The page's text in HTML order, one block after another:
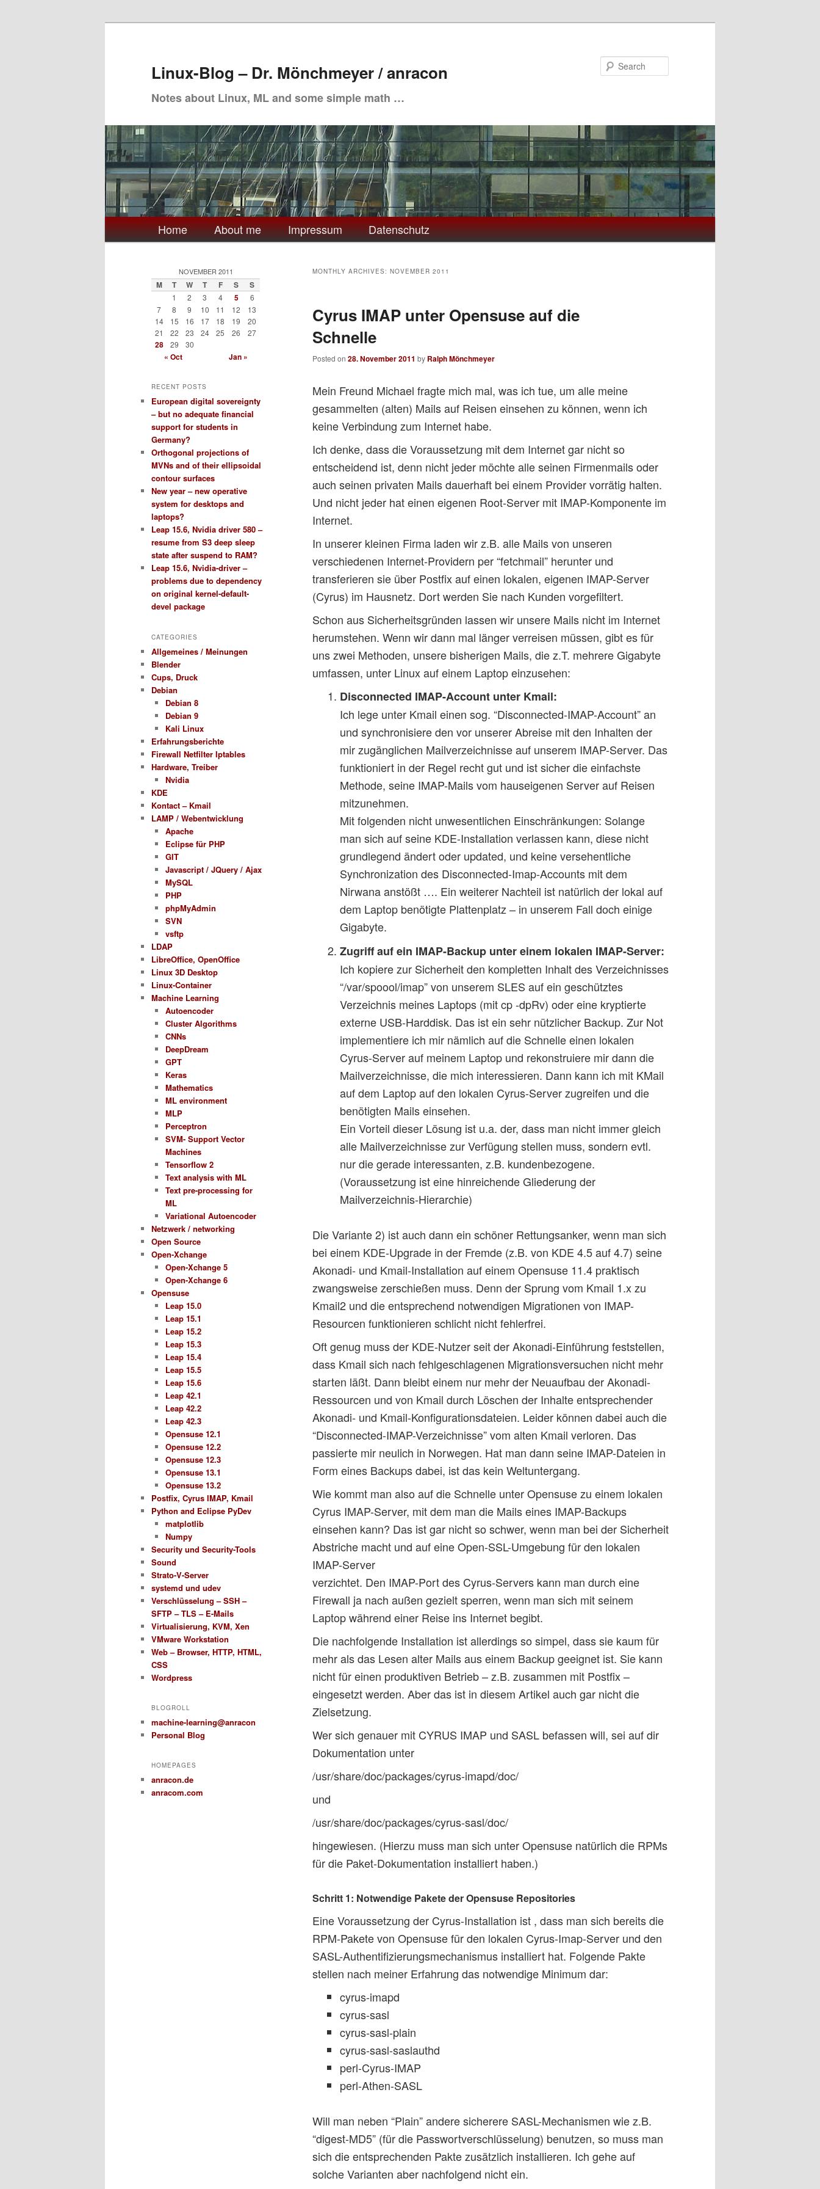
Linux-Blog – Dr. Mönchmeyer / anracon
Notes about Linux, ML and some simple math …
Main
menu
Home About me Impressum Datenschutz
MONTHLY ARCHIVES: NOVEMBER 2011
Cyrus IMAP unter Opensuse auf die
Schnelle
Posted on 28. November 2011 by Ralph Mönchmeyer
Mein Freund Michael fragte mich mal, was ich tue, um alle meine
gesammelten (alten) Mails auf Reisen einsehen zu können, wenn ich
keine Verbindung zum Internet habe.
Ich denke, dass die Voraussetzung mit dem Internet gar nicht so
entscheidend ist, denn nicht jeder möchte alle seinen Firmenmails oder
auch seinen privaten Mails dauerhaft bei einem Provider vorrätig halten.
Und nicht jeder hat einen eigenen Root-Server mit IMAP-Komponente im
Internet.
In unserer kleinen Firma laden wir z.B. alle Mails von unseren
verschiedenen Internet-Providern per “fetchmail” herunter und
transferieren sie über Postfix auf einen lokalen, eigenen IMAP-Server
(Cyrus) im Hausnetz. Dort werden Sie nach Kunden vorgefiltert.
Schon aus Sicherheitsgründen lassen wir unsere Mails nicht im Internet
herumstehen. Wenn wir dann mal länger verreisen müssen, gibt es für
uns zwei Methoden, unsere bisherigen Mails, die z.T. mehrere Gigabyte
umfassen, unter Linux auf einem Laptop einzusehen:
Disconnected IMAP-Account unter Kmail:
Ich lege unter Kmail einen sog. “Disconnected-IMAP-Account” an
und synchronisiere den vor unserer Abreise mit den Inhalten der
mir zugänglichen Mailverzeichnisse auf unserem IMAP-Server. Das
funktioniert in der Regel recht gut und ist sicher die einfachste
Methode, seine IMAP-Mails vom hauseigenen Server auf Reisen
mitzunehmen.
Mit folgenden nicht unwesentlichen Einschränkungen: Solange
man sich auf seine KDE-Installation verlassen kann, diese nicht
grundlegend ändert oder updated, und keine versehentliche
Synchronization des Disconnected-Imap-Accounts mit dem
Nirwana anstößt …. Ein weiterer Nachteil ist natürlich der lokal auf
dem Laptop benötigte Plattenplatz – in unserem Fall doch einige
Gigabyte.
Zugriff auf ein IMAP-Backup unter einem lokalen IMAP-Server:
Ich kopiere zur Sicherheit den kompletten Inhalt des Verzeichnisses
“/var/spoool/imap” von unserem SLES auf ein geschütztes
Verzeichnis meines Laptops (mit cp -dpRv) oder eine kryptierte
externe USB-Harddisk. Das ist ein sehr nützlicher Backup. Zur Not
implementiere ich mir nämlich auf die Schnelle einen lokalen
Cyrus-Server auf meinem Laptop und rekonstruiere mir dann die
Mailverzeichnisse, die mich interessieren. Dann kann ich mit KMail
auf dem Laptop auf den lokalen Cyrus-Server zugreifen und die
benötigten Mails einsehen.
Ein Vorteil dieser Lösung ist u.a. der, dass man nicht immer gleich
alle Mailverzeichnisse zur Verfügung stellen muss, sondern evtl.
nur die gerade interessanten, z.B. kundenbezogene.
(Voraussetzung ist eine hinreichende Gliederung der
Mailverzeichnis-Hierarchie)
Die Variante 2) ist auch dann ein schöner Rettungsanker, wenn man sich
bei einem KDE-Upgrade in der Fremde (z.B. von KDE 4.5 auf 4.7) seine
Akonadi- und Kmail-Installation auf einem Opensuse 11.4 praktisch
zwangsweise zerschießen muss. Denn der Sprung vom Kmail 1.x zu
Kmail2 und die entsprechend notwendigen Migrationen von IMAP-
Resourcen funktionieren schlicht nicht fehlerfrei.
Oft genug muss der KDE-Nutzer seit der Akonadi-Einführung feststellen,
dass Kmail sich nach fehlgeschlagenen Migrationsversuchen nicht mehr
starten läßt. Dann bleibt einem nur mehr der Neuaufbau der Akonadi-
Ressourcen und von Kmail durch Löschen der Inhalte entsprechender
Akonadi- und Kmail-Konfigurationsdateien. Leider können dabei auch die
“Disconnected-IMAP-Verzeichnisse” vom alten Kmail verloren. Das
passierte mir neulich in Norwegen. Hat man dann seine IMAP-Dateien in
Form eines Backups dabei, ist das kein Weltuntergang.
Wie kommt man also auf die Schnelle unter Opensuse zu einem lokalen
Cyrus IMAP-Server, mit dem man die Mails eines IMAP-Backups
einsehen kann? Das ist gar nicht so schwer, wenn man bei der Sicherheit
Abstriche macht und auf eine Open-SSL-Umgebung für den lokalen
IMAP-Server
verzichtet. Den IMAP-Port des Cyrus-Servers kann man durch eine
Firewall ja nach außen gezielt sperren, wenn man sich mit seinem
Laptop während einer Reise ins Internet begibt.
Die nachfolgende Installation ist allerdings so simpel, dass sie kaum für
mehr als das Lesen alter Mails aus einem Backup geeignet ist. Sie kann
nicht für einen produktiven Betrieb – z.B. zusammen mit Postfix –
eingesetzt werden. Aber das ist in diesem Artikel auch gar nicht die
Zielsetzung.
Wer sich genauer mit CYRUS IMAP und SASL befassen will, sei auf dir
Dokumentation unter
/usr/share/doc/packages/cyrus-imapd/doc/
und
/usr/share/doc/packages/cyrus-sasl/doc/
hingewiesen. (Hierzu muss man sich unter Opensuse natürlich die RPMs
für die Paket-Dokumentation installiert haben.)
Schritt 1: Notwendige Pakete der Opensuse Repositories
Eine Voraussetzung der Cyrus-Installation ist , dass man sich bereits die
RPM-Pakete von Opensuse für den lokalen Cyrus-Imap-Server und den
SASL-Authentifizierungsmechanismus installiert hat. Folgende Pakte
stellen nach meiner Erfahrung das notwendige Minimum dar:
cyrus-imapd
cyrus-sasl
cyrus-sasl-plain
cyrus-sasl-saslauthd
perl-Cyrus-IMAP
perl-Athen-SASL
Will man neben “Plain” andere sicherere SASL-Mechanismen wie z.B.
“digest-MD5” (für die Passwortverschlüsselung) benutzen, so muss man
sich die entsprechenden Pakte zusätzlich installieren. Ich gehe auf
solche Varianten aber nachfolgend nicht ein.
NOVEMBER 2011
M T W T F S S
1 2 3 4 5
6
7
8 9 10 11 12
13
14
15 16 17 18 19
20
21
22 23 24 25 26 27
28 29 30
« Oct Jan »
RECENT POSTS
European digital sovereignty
– but no adequate financial
support for students in
Germany?
Orthogonal projections of
MVNs and of their ellipsoidal
contour surfaces
New year – new operative
system for desktops and
laptops?
Leap 15.6, Nvidia driver 580 –
resume from S3 deep sleep
state after suspend to RAM?
Leap 15.6, Nvidia-driver –
problems due to dependency
on original kernel-default-
devel package
CATEGORIES
Allgemeines / Meinungen
Blender
Cups, Druck
Debian
Debian 8
Debian 9
Kali Linux
Erfahrungsberichte
Firewall Netfilter Iptables
Hardware, Treiber
Nvidia
KDE
Kontact – Kmail
LAMP / Webentwicklung
Apache
Eclipse für PHP
GIT
Javascript / JQuery / Ajax
MySQL
PHP
phpMyAdmin
SVN
vsftp
LDAP
LibreOffice, OpenOffice
Linux 3D Desktop
Linux-Container
Machine Learning
Autoencoder
Cluster Algorithms
CNNs
DeepDream
GPT
Keras
Mathematics
ML environment
MLP
Perceptron
SVM- Support Vector
Machines
Tensorflow 2
Text analysis with ML
Text pre-processing for
ML
Variational Autoencoder
Netzwerk / networking
Open Source
Open-Xchange
Open-Xchange 5
Open-Xchange 6
Opensuse
Leap 15.0
Leap 15.1
Leap 15.2
Leap 15.3
Leap 15.4
Leap 15.5
Leap 15.6
Leap 42.1
Leap 42.2
Leap 42.3
Opensuse 12.1
Opensuse 12.2
Opensuse 12.3
Opensuse 13.1
Opensuse 13.2
Postfix, Cyrus IMAP, Kmail
Python and Eclipse PyDev
matplotlib
Numpy
Security und Security-Tools
Sound
Strato-V-Server
systemd und udev
Verschlüsselung – SSH –
SFTP – TLS – E-Mails
Virtualisierung, KVM, Xen
VMware Workstation
Web – Browser, HTTP, HTML,
CSS
Wordpress
BLOGROLL
machine-learning@anracon
Personal Blog
HOMEPAGES
anracon.de
anracom.com